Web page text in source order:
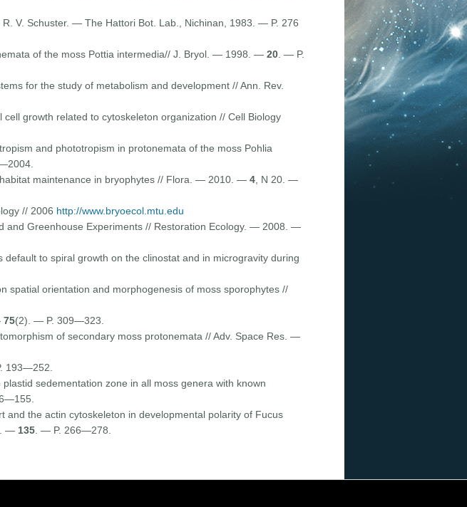
V. Schuster. — The Hattori Bot. Lab., Nichinan, 1983. — P. 276
of the moss Pottia intermedia// J. Bryol. — 1998. — 20. — P.
for the study of metabolism and development // Ann. Rev.
growth related to cytoskeleton organization // Cell Biology
and phototropism in protonemata of the moss Pohlia
maintenance in bryophytes // Flora. — 2010. — 4, N 20. —
// 2006 http://www.bryoecol.mtu.edu
and Greenhouse Experiments // Restoration Ecology. — 2008. —
to spiral growth on the clinostat and in microgravity during
spatial orientation and morphogenesis of moss sporophytes //
75(2). — P. 309—323.
of secondary moss protonemata // Adv. Space Res. —
193—252.
sedementation zone in all moss genera with known
the actin cytoskeleton in developmental polarity of Fucus
— 135. — P. 266—278.